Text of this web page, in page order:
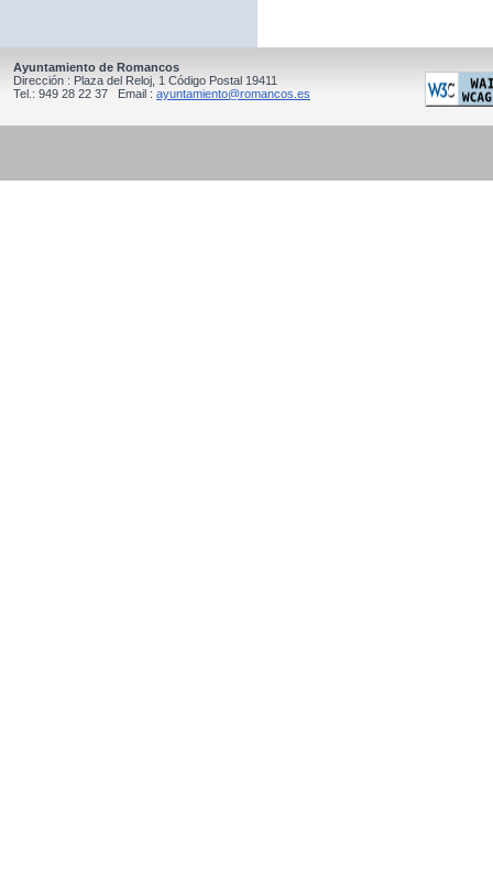
Ayuntamiento de Romancos
Dirección : Plaza del Reloj, 1 Código Postal 19411
Tel.: 949 28 22 37 Email : ayuntamiento@romancos.es